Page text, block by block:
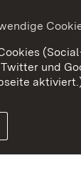
und